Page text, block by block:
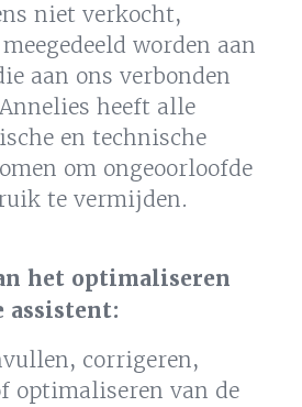
niet verkocht,
worden aan
aan ons verbonden
heeft alle
en technische
om ongeoorloofde
te vermijden.
het optimaliseren
assistent:
corrigeren,
optimaliseren van de